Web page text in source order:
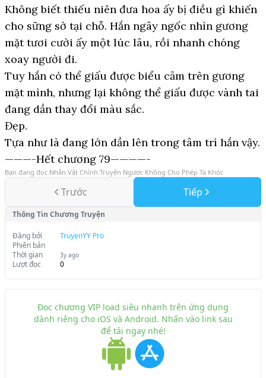
Không biết thiếu niên đưa hoa ấy bị điều gì khiến
cho sững sờ tại chỗ. Hắn ngây ngốc nhìn gương
mặt tươi cười ấy một lúc lâu, rồi nhanh chóng
xoay người đi.
Tuy hắn có thể giấu được biểu cảm trên gương
mặt mình, nhưng lại không thể giấu được vành tai
đang dần thay đổi màu sắc.
Đẹp.
Tựa như là đang lớn dần lên trong tâm trí hắn vậy.
———-Hết chương 79————-
Bạn đang đọc Nhân Vật Chính Truyện Ngược Không Cho Phép Ta Khóc
Trước Tiếp
Thông Tin Chương Truyện
Đăng bởi
TruyenYY Pro
Phiên bản
Thời gian
3y ago
Lượt đọc 0
Đọc chương VIP load siêu nhanh trên ứng dụng
dành riêng cho iOS và Android. Nhấn vào link sau
để tải ngay nhé!